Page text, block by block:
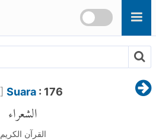
] Suara : 176
الشعراء
القرآن الكريم